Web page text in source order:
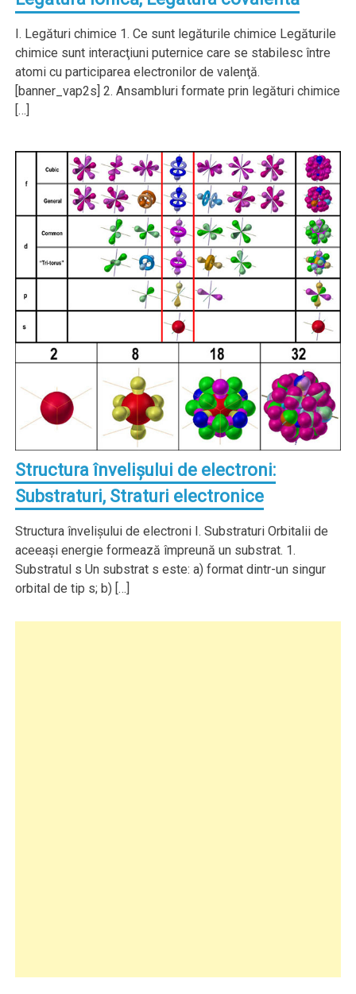
I. Legături chimice 1. Ce sunt legăturile chimice Legăturile
chimice sunt interacţiuni puternice care se stabilesc între
atomi cu participarea electronilor de valenţă.
[banner_vap2s] 2. Ansambluri formate prin legături chimice
[…]
Structura învelişului de electroni:
Substraturi, Straturi electronice
Structura învelişului de electroni I. Substraturi Orbitalii de
aceeaşi energie formează împreună un substrat. 1.
Substratul s Un substrat s este: a) format dintr-un singur
orbital de tip s; b) […]